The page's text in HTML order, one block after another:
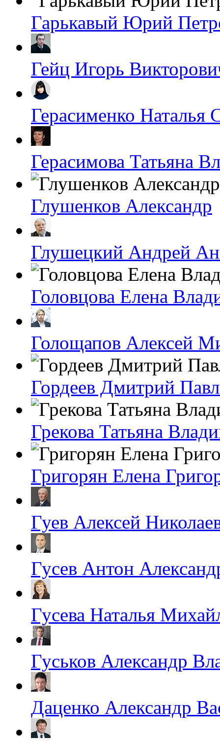
Гарькавый Юрий
Гейц Игорь
Герасименко Наталья
Герасимова Татьяна
Глушенков Александр
Глушецкий Андрей
Головцова Елена
Голощапов Алексей
Гордеев Дмитрий
Грекова Татьяна
Григорян Елена
Гуев Алексей
Гусев Антон
Гусева Наталья
Гуськов Александр
Даценко Александр